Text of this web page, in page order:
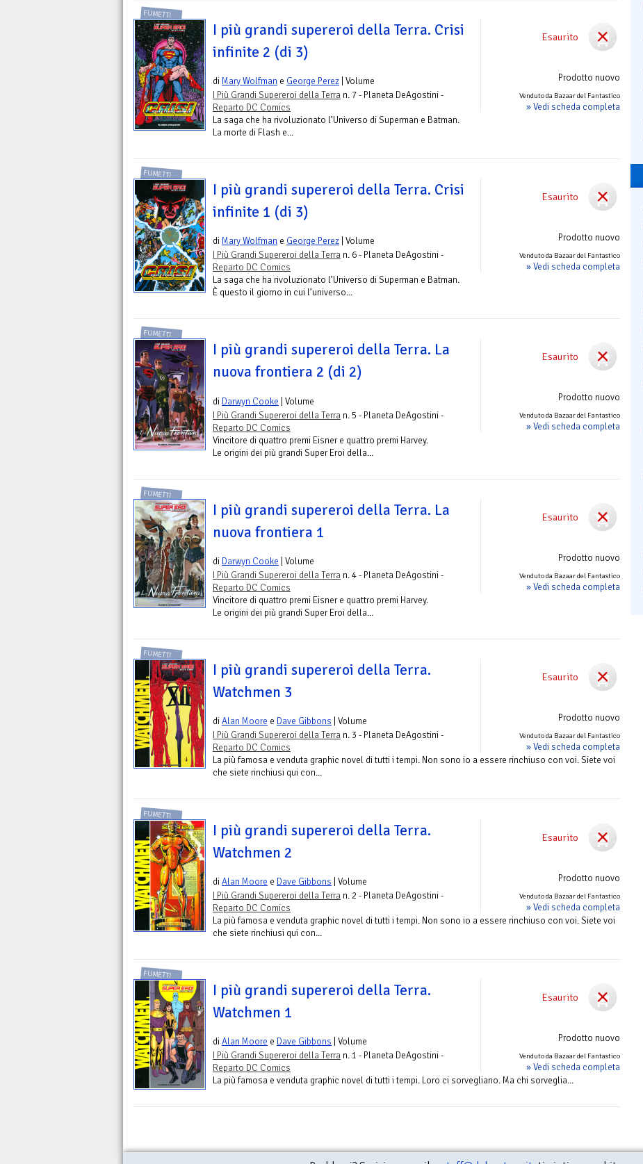
Esaurito
Prodotto nuovo
Venduto da Bazaar del Fantastico
» Vedi scheda completa
FUMETTI
I più grandi supereroi della Terra. Crisi
infinite 2 (di 3)
di Mary Wolfman e George Perez | Volume
I Più Grandi Supereroi della Terra n. 7 - Planeta DeAgostini -
Reparto DC Comics
La saga che ha rivoluzionato l’Universo di Superman e Batman.
La morte di Flash e...
Esaurito
Prodotto nuovo
Venduto da Bazaar del Fantastico
» Vedi scheda completa
FUMETTI
I più grandi supereroi della Terra. Crisi
infinite 1 (di 3)
di Mary Wolfman e George Perez | Volume
I Più Grandi Supereroi della Terra n. 6 - Planeta DeAgostini -
Reparto DC Comics
La saga che ha rivoluzionato l’Universo di Superman e Batman.
È questo il giorno in cui l’universo...
Esaurito
Prodotto nuovo
Venduto da Bazaar del Fantastico
» Vedi scheda completa
FUMETTI
I più grandi supereroi della Terra. La
nuova frontiera 2 (di 2)
di Darwyn Cooke | Volume
I Più Grandi Supereroi della Terra n. 5 - Planeta DeAgostini -
Reparto DC Comics
Vincitore di quattro premi Eisner e quattro premi Harvey.
Le origini dei più grandi Super Eroi della...
Esaurito
Prodotto nuovo
Venduto da Bazaar del Fantastico
» Vedi scheda completa
FUMETTI
I più grandi supereroi della Terra. La
nuova frontiera 1
di Darwyn Cooke | Volume
I Più Grandi Supereroi della Terra n. 4 - Planeta DeAgostini -
Reparto DC Comics
Vincitore di quattro premi Eisner e quattro premi Harvey.
Le origini dei più grandi Super Eroi della...
Esaurito
Prodotto nuovo
Venduto da Bazaar del Fantastico
» Vedi scheda completa
FUMETTI
I più grandi supereroi della Terra.
Watchmen 3
diAlan Moore e Dave Gibbons | Volume
I Più Grandi Supereroi della Terra n. 3 - Planeta DeAgostini -
Reparto DC Comics
La più famosa e venduta graphic novel di tutti i tempi. Non sono io a essere rinchiuso con voi. Siete voi
che siete rinchiusi qui con...
Esaurito
Prodotto nuovo
Venduto da Bazaar del Fantastico
» Vedi scheda completa
FUMETTI
I più grandi supereroi della Terra.
Watchmen 2
diAlan Moore e Dave Gibbons | Volume
I Più Grandi Supereroi della Terra n. 2 - Planeta DeAgostini -
Reparto DC Comics
La più famosa e venduta graphic novel di tutti i tempi. Non sono io a essere rinchiuso con voi. Siete voi
che siete rinchiusi qui con...
Esaurito
Prodotto nuovo
Venduto da Bazaar del Fantastico
» Vedi scheda completa
FUMETTI
I più grandi supereroi della Terra.
Watchmen 1
diAlan Moore e Dave Gibbons | Volume
I Più Grandi Supereroi della Terra n. 1 - Planeta DeAgostini -
Reparto DC Comics
La più famosa e venduta graphic novel di tutti i tempi. Loro ci sorvegliano. Ma chi sorveglia...